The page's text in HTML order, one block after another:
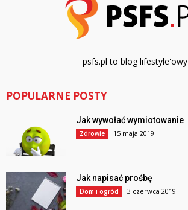
psfs.pl to blog lifestyle'owy
POPULARNE POSTY
Jak wywołać wymiotowanie
Zdrowie 15 maja 2019
Jak napisać prośbę
Dom i ogród 3 czerwca 2019